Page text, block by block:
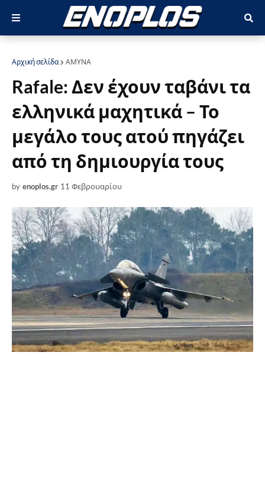
Αρχική σελίδα ΑΜΥΝΑ
Rafale: Δεν έχουν ταβάνι τα
ελληνικά μαχητικά – Το
μεγάλο τους ατού πηγάζει
από τη δημιουργία τους
by enoplos.gr 11 Φεβρουαρίου